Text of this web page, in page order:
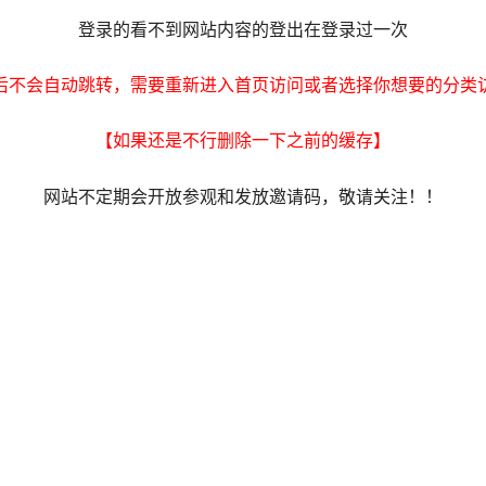
登录的看不到网站内容的登出在登录过一次
不会自动跳转，需要重新进入首页访问或者选择你想要的分类
【如果还是不行删除一下之前的缓存】
网站不定期会开放参观和发放邀请码，敬请关注！！